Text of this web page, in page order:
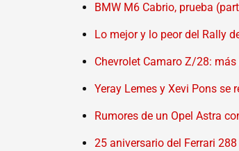
BMW M6 Cabrio, prueba
Lo mejor y lo peor del Rally
Chevrolet Camaro Z/28:
Yeray Lemes y Xevi Pons se
Rumores de un Opel Astra
25 aniversario del Ferrari